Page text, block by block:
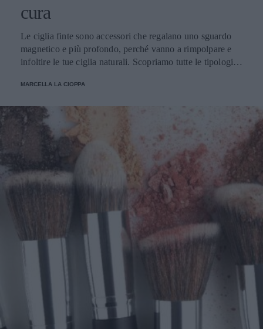
cura
Le ciglia finte sono accessori che regalano uno sguardo
magnetico e più profondo, perché vanno a rimpolpare e
infoltire le tue ciglia naturali. Scopriamo tutte le tipologie,
MARCELLA LA CIOPPA